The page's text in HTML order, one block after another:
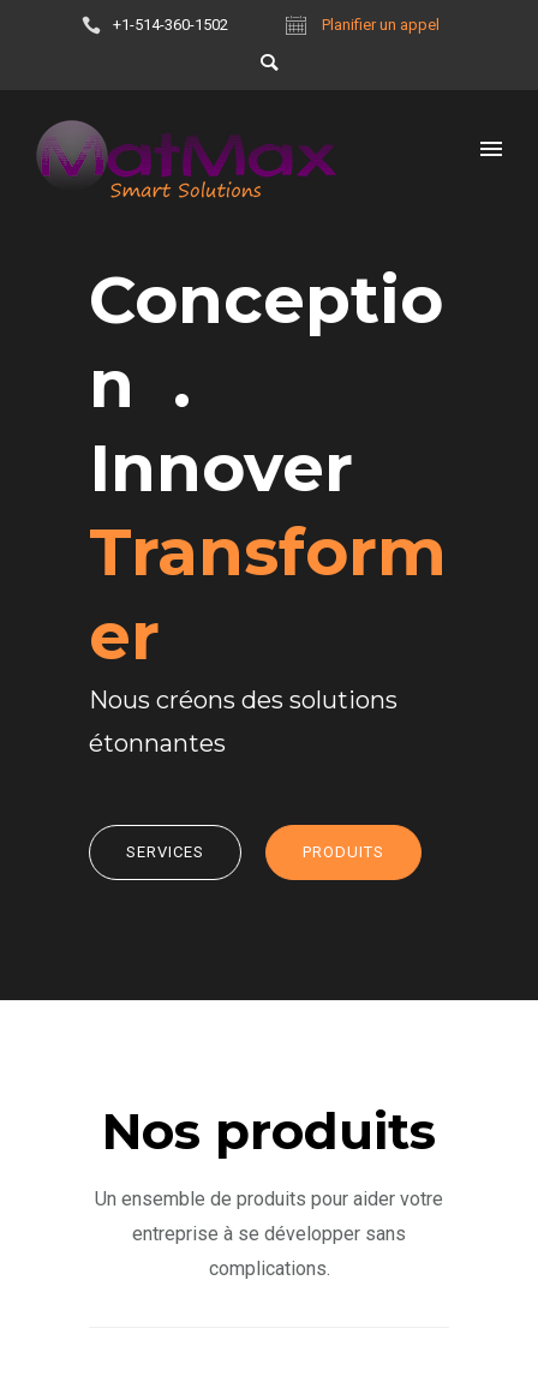
+1-514-360-1502 Planifier un appel
Conceptio
n .
Innover
Transform
er
Nous créons des solutions
éton|
SERVICES PRODUITS
Nos produits
Un ensemble de produits pour aider votre
entreprise à se développer sans
complications.